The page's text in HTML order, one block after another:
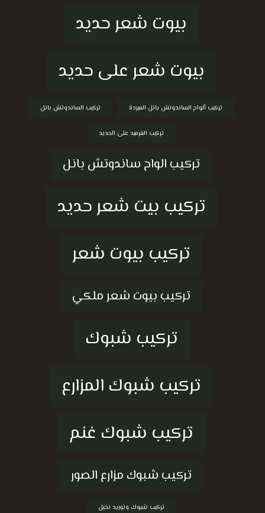
بيوت شعر حديد
بيوت شعر على حديد
تركيب ألواح الساندوتش بانل المبردة تركيب الساندوتش بانل
تركيب القرميد على الحديد
تركيب الواح ساندوتش بانل
تركيب بيت شعر حديد
تركيب بيوت شعر
تركيب بيوت شعر ملكي
تركيب شبوك
تركيب شبوك المزارع
تركيب شبوك غنم
تركيب شبوك مزارع الصور
تركيب شبوك وتوريد نخيل